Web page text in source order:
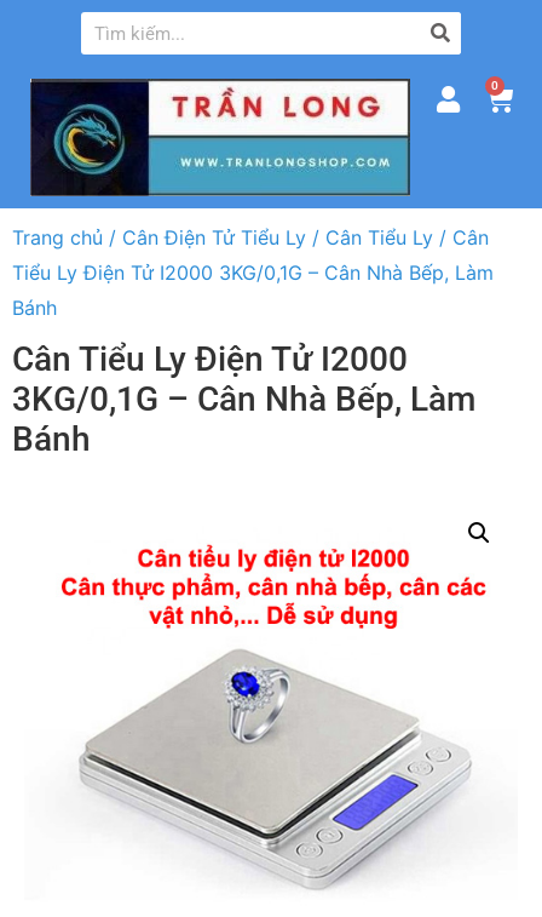
0
Trang chủ / Cân Điện Tử Tiểu Ly / Cân Tiểu Ly / Cân
Tiểu Ly Điện Tử I2000 3KG/0,1G – Cân Nhà Bếp, Làm
Bánh
Cân Tiểu Ly Điện Tử I2000
3KG/0,1G – Cân Nhà Bếp, Làm
Bánh